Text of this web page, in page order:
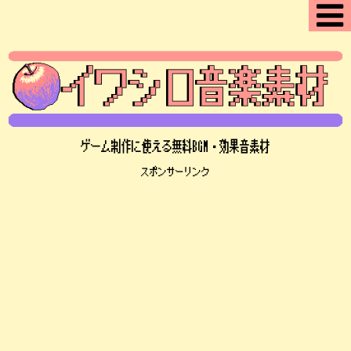
ゲーム制作に使える無料BGM・効果音素材
スポンサーリンク